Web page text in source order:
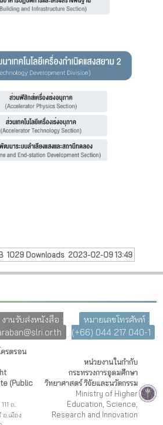
1029 Downloads 2023-02-09 13:49
งานรับส่งหนังสือ :
หมายเลขโทรศัพท์ :
(+66) 044 217 040-1
รตรอน
(Public
ถ.
.เมือง
หน่วยงานในกำกับ
กระทรวงการอุดมศึกษา
วิทยาศาสตร์ วิจัยและนวัตกรรม
Ministry of Higher
Education, Science,
Research and Innovation